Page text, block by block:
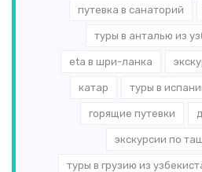
путевка в санаторий
туры в анталью из
eta в шри-ланка
катар туры в
горящие путевки
экскурсии по
туры в грузию из